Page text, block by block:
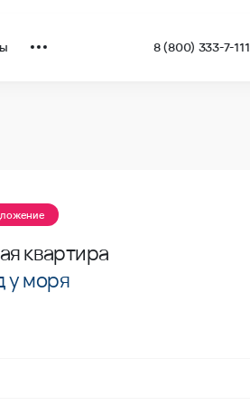
8 (800) 333-7-111
квартира
у моря